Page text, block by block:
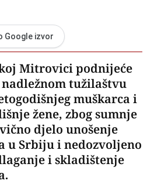
Google izvor
Mitrovici podnijeće
tužilaštvu
muškarca i
žene, zbog sumnje
djelo unošenje
u Srbiju i nedozvoljeno
i skladištenje